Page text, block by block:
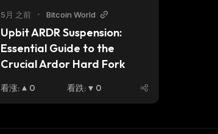
5月 之前 • Bitcoin World
Upbit ARDR Suspension:
Essential Guide to the
Crucial Ardor Hard Fork
看涨: 0 看跌: 0